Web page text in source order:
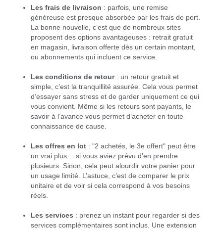
Les frais de livraison : parfois, une remise
généreuse est presque absorbée par les frais de port.
La bonne nouvelle, c’est que de nombreux sites
proposent des options avantageuses : retrait gratuit
en magasin, livraison offerte dès un certain montant,
ou abonnements qui incluent ce service.
Les conditions de retour: un retour gratuit et
simple, c’est la tranquillité assurée. Cela vous permet
d’essayer sans stress et de garder uniquement ce qui
vous convient. Même si les retours sont payants, le
savoir à l’avance vous permet d’acheter en toute
connaissance de cause.
Les offres en lot : "2 achetés, le 3e offert" peut être
un vrai plus… si vous aviez prévu d’en prendre
plusieurs. Sinon, cela peut alourdir votre panier pour
un usage limité. L’astuce, c’est de comparer le prix
unitaire et de voir si cela correspond à vos besoins
réels.
Les services : prenez un instant pour regarder si des
services complémentaires sont inclus. Une extension